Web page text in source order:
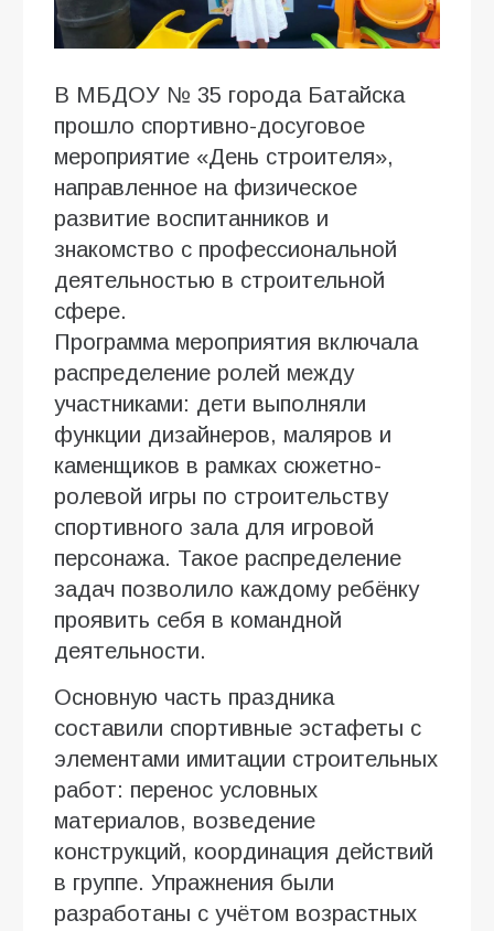
В МБДОУ № 35 города Батайска
прошло спортивно-досуговое
мероприятие «День строителя»,
направленное на физическое
развитие воспитанников и
знакомство с профессиональной
деятельностью в строительной
сфере.
Программа мероприятия включала
распределение ролей между
участниками: дети выполняли
функции дизайнеров, маляров и
каменщиков в рамках сюжетно-
ролевой игры по строительству
спортивного зала для игровой
персонажа. Такое распределение
задач позволило каждому ребёнку
проявить себя в командной
деятельности.
Основную часть праздника
составили спортивные эстафеты с
элементами имитации строительных
работ: перенос условных
материалов, возведение
конструкций, координация действий
в группе. Упражнения были
разработаны с учётом возрастных